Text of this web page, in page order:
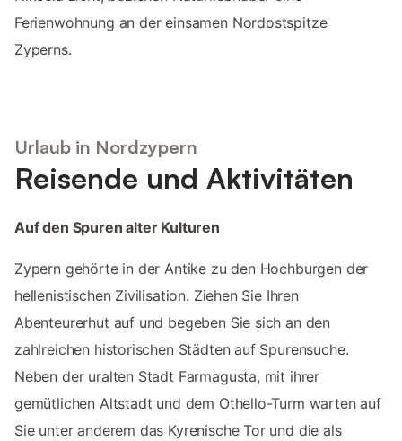
Ferienwohnung an der einsamen Nordostspitze
Zyperns.
Urlaub in Nordzypern
Reisende und Aktivitäten
Auf den Spuren alter Kulturen
Zypern gehörte in der Antike zu den Hochburgen der
hellenistischen Zivilisation. Ziehen Sie Ihren
Abenteurerhut auf und begeben Sie sich an den
zahlreichen historischen Städten auf Spurensuche.
Neben der uralten Stadt Farmagusta, mit ihrer
gemütlichen Altstadt und dem Othello-Turm warten auf
Sie unter anderem das Kyrenische Tor und die als